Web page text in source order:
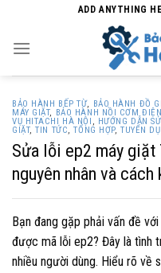
content
ADD ANYTHING
BẢO HÀNH BẾP TỪ, BẢO HÀNH ĐỒ
MÁY GIẶT, BẢO HÀNH NỒI CƠM ĐIỆN
VỤ HITACHI HÀ NỘI , HƯỚNG DẪN
GIẶT,TIN TỨC,TỔNG HỢP,TUYỂN
Sửa lỗi ep2 máy giặt
nguyên nhân và
Bạn đang gặp phải vấn đề
được mã lỗi ep2? Đây là tình
nhiều người dùng. Hiểu rõ về